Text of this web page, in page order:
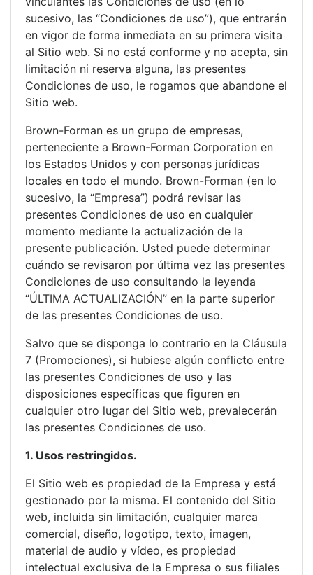
sucesivo, las “Condiciones de uso”), que entrarán
en vigor de forma inmediata en su primera visita
al Sitio web. Si no está conforme y no acepta, sin
limitación ni reserva alguna, las presentes
Condiciones de uso, le rogamos que abandone el
Sitio web.
Brown-Forman es un grupo de empresas,
perteneciente a Brown-Forman Corporation en
los Estados Unidos y con personas jurídicas
locales en todo el mundo. Brown-Forman (en lo
sucesivo, la “Empresa”) podrá revisar las
presentes Condiciones de uso en cualquier
momento mediante la actualización de la
presente publicación. Usted puede determinar
cuándo se revisaron por última vez las presentes
Condiciones de uso consultando la leyenda
“ÚLTIMA ACTUALIZACIÓN” en la parte superior
de las presentes Condiciones de uso.
Salvo que se disponga lo contrario en la Cláusula
7 (Promociones), si hubiese algún conflicto entre
las presentes Condiciones de uso y las
disposiciones específicas que figuren en
cualquier otro lugar del Sitio web, prevalecerán
las presentes Condiciones de uso.
1. Usos restringidos.
El Sitio web es propiedad de la Empresa y está
gestionado por la misma. El contenido del Sitio
web, incluida sin limitación, cualquier marca
comercial, diseño, logotipo, texto, imagen,
material de audio y vídeo, es propiedad
intelectual exclusiva de la Empresa o sus filiales